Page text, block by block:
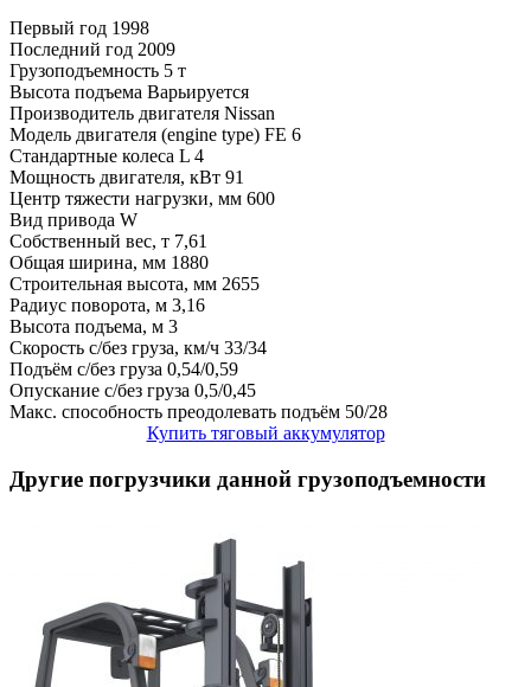
Первый год 1998
Последний год 2009
Грузоподъемность 5 т
Высота подъема Варьируется
Производитель двигателя Nissan
Модель двигателя (engine type) FE 6
Стандартные колеса L 4
Мощность двигателя, кВт 91
Центр тяжести нагрузки, мм 600
Вид привода W
Собственный вес, т 7,61
Общая ширина, мм 1880
Строительная высота, мм 2655
Радиус поворота, м 3,16
Высота подъема, м 3
Скорость с/без груза, км/ч 33/34
Подъём с/без груза 0,54/0,59
Опускание с/без груза 0,5/0,45
Макс. способность преодолевать подъём 50/28
Купить тяговый аккумулятор
Другие погрузчики данной грузоподъемности